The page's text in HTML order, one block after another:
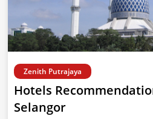
Zenith Putrajaya
Hotels
Selangor